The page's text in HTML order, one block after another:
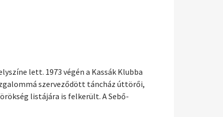
lett. 1973 végén a Kassák Klubba
szerveződött táncház úttörői,
listájára is felkerült. A Sebő-